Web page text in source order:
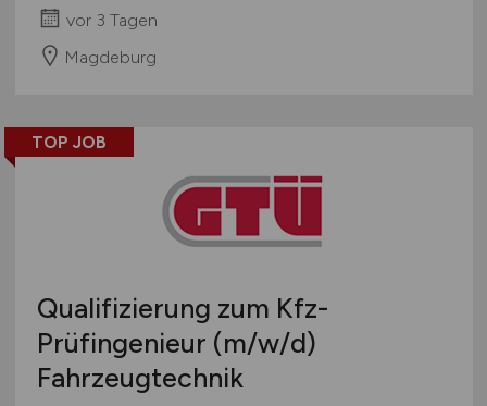
vor 3 Tagen
Magdeburg
TOP JOB
Qualifizierung zum Kfz-
Prüfingenieur (m/w/d)
Fahrzeugtechnik